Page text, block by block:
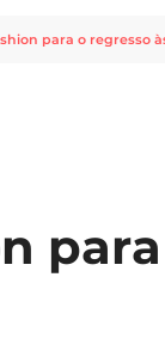
para o regresso